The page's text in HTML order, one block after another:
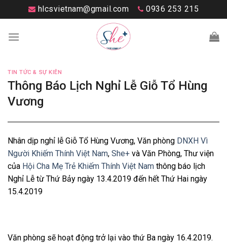
to
content
hlcsvietnam@gmail.com 0936 253 215
TIN TỨC & SỰ KIÊN
Thông Báo Lịch Nghỉ Lễ Giỗ Tổ Hùng
Vương
Nhân dịp nghỉ lễ Giỗ Tổ Hùng Vương, Văn phòng DNXH Vì
Người Khiếm Thính Việt Nam, She+ và Văn Phòng, Thư viện
của Hội Cha Mẹ Trẻ Khiếm Thính Việt Nam thông báo lịch
Nghỉ Lễ từ Thứ Bảy ngày 13.4.2019 đến hết Thứ Hai ngày
15.4.2019
Văn phòng sẽ hoạt động trở lại vào thứ Ba ngày 16.4.2019.